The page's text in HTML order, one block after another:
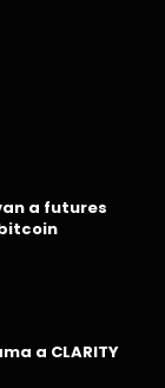
a futures
a CLARITY